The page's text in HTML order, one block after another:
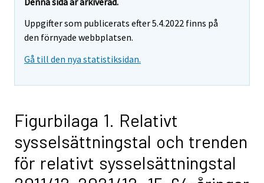
Uppgifter som publicerats efter 5.4.2022 finns på
den förnyade webbplatsen.
Gå till den nya statistiksidan.
Figurbilaga 1. Relativt
sysselsättningstal och trenden
för relativt sysselsättningstal